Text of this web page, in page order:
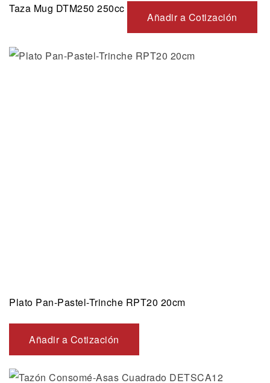
Taza Mug DTM250 250cc
Añadir a Cotización
Plato Pan-Pastel-Trinche RPT20 20cm
Añadir a Cotización